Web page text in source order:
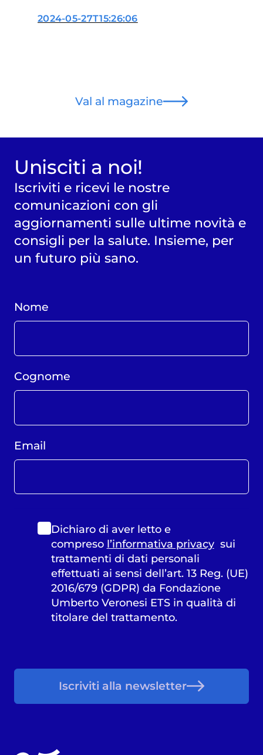
in medicina
2024-05-27T15:26:06
Val al magazine
Unisciti a noi!
Iscriviti e ricevi le nostre
comunicazioni con gli
aggiornamenti sulle ultime novità e
consigli per la salute. Insieme, per
un futuro più sano.
Nome
Cognome
Email
Dichiaro di aver letto e
compreso l’informativa privacysui
trattamenti di dati personali
effettuati ai sensi dell’art. 13 Reg. (UE)
2016/679 (GDPR) da Fondazione
Umberto Veronesi ETS in qualità di
titolare del trattamento.
Iscriviti alla newsletter